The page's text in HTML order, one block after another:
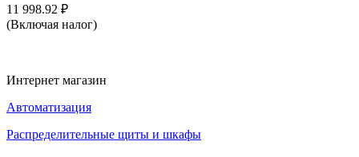
11 998.92 ₽
(Включая налог)
Интернет магазин
Автоматизация
Распределительные щиты и шкафы